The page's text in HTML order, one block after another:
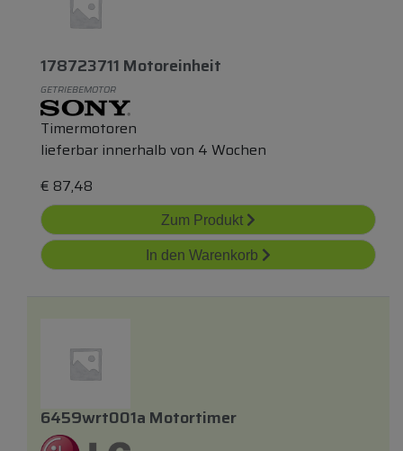
178723711 Motoreinheit
GETRIEBEMOTOR
Timermotoren
lieferbar innerhalb von 4 Wochen
€ 87,48
Zum Produkt
In den Warenkorb
6459wrt001a Motortimer